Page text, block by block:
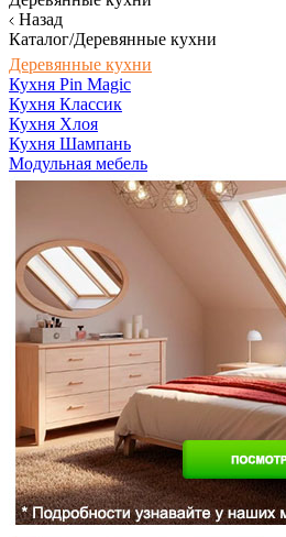
Назад
Каталог/Деревянные кухни
Деревянные кухни
Кухня Pin Magic
Кухня Классик
Кухня Хлоя
Кухня Шампань
Модульная мебель